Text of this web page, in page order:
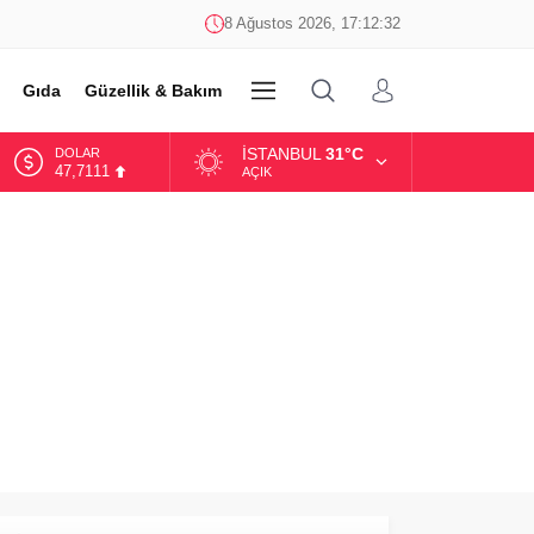
8 Ağustos 2026, 17:12:32
Gıda Güzellik & Bakım DİĞER
DOLAR
47,7111
İSTANBUL 31°C
AÇIK